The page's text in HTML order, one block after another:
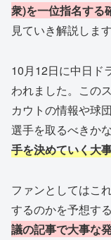
衆)を一位指名する
見ていき解説します
10月12日に中日ド
われました。この
カウトの情報や球
選手を取るべきか
手を決めていく大
ファンとしてはこ
するのかを予想す
議の記事で大事な